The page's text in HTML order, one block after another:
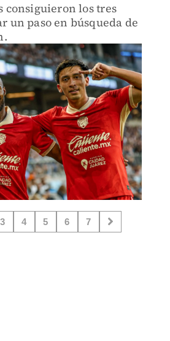
consiguieron los tres
un paso en búsqueda de
3 4 5 6 7